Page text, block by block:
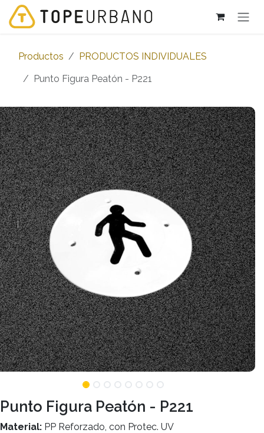
Ir al contenido
Productos
PRODUCTOS INDIVIDUALES
Punto Figura Peatón - P221
Punto Figura Peatón - P221
Material: PP Reforzado, con Protec. UV